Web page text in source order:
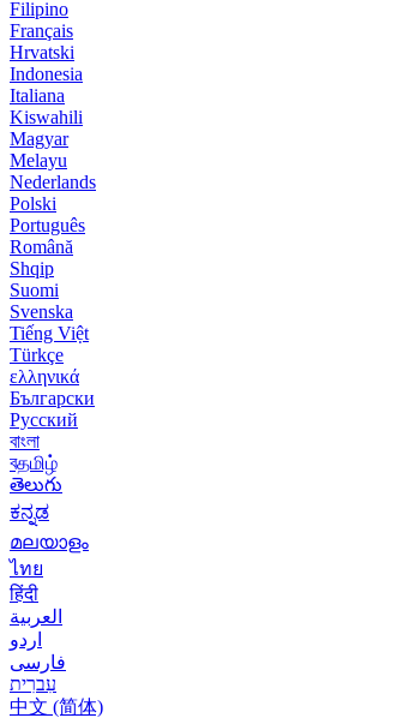
Filipino
Français
Hrvatski
Indonesia
Italiana
Kiswahili
Magyar
Melayu
Nederlands
Polski
Português
Română
Shqip
Suomi
Svenska
Tiếng Việt
Türkçe
ελληνικά
Български
Русский
বাংলা
বதமிழ்
తెలుగు
ಕನ್ನಡ
മലയാളം
ไทย
हिंदी
العربية
اردو
فارسی
עִברִית
中文 (简体)